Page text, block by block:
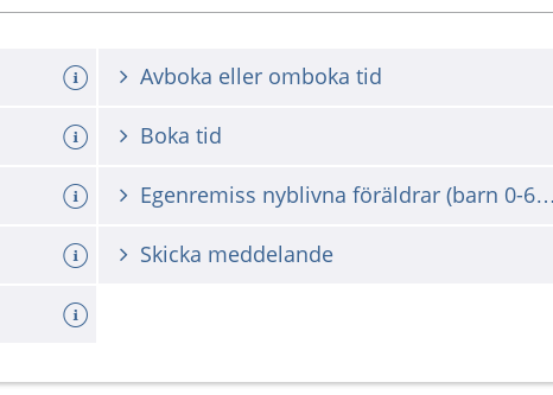
Avboka eller omboka tid
Boka tid
Egenremiss nyblivna
Skicka meddelande